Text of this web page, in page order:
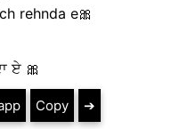
rehnda e🎀
ਏ 🎀
Copy ➔